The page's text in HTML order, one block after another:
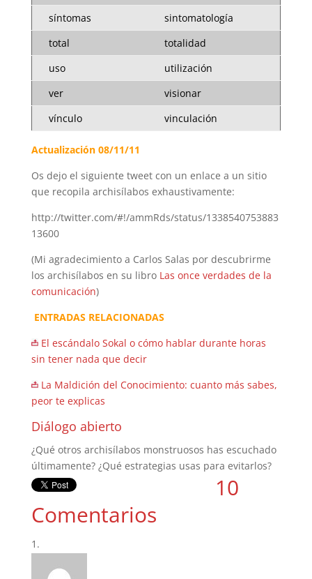
síntomas
sintomatología
total
totalidad
uso
utilización
ver
visionar
vínculo
vinculación
Actualización 08/11/11
Os dejo el siguiente tweet con un enlace a un sitio
que recopila archisílabos exhaustivamente:
http://twitter.com/#!/ammRds/status/1338540753883
13600
(Mi agradecimiento a Carlos Salas por descubrirme
los archisílabos en su libro Las once verdades de la
comunicación)
ENTRADAS RELACIONADAS
El escándalo Sokal o cómo hablar durante horas
sin tener nada que decir
La Maldición del Conocimiento: cuanto más sabes,
peor te explicas
Diálogo abierto
¿Qué otros archisílabos monstruosos has escuchado
últimamente? ¿Qué estrategias usas para evitarlos?
10
Comentarios